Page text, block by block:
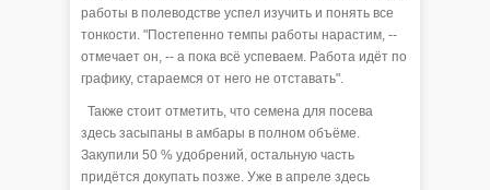
работы в полеводстве успел изучить и понять все
тонкости. "Постепенно темпы работы нарастим, --
отмечает он, -- а пока всё успеваем. Работа идёт по
графику, стараемся от него не отставать".
Также стоит отметить, что семена для посева
здесь засыпаны в амбары в полном объёме.
Закупили 50 % удобрений, остальную часть
придётся докупать позже. Уже в апреле здесь